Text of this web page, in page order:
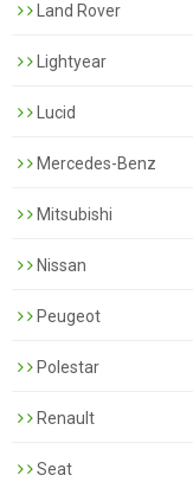
Land Rover
Lightyear
Lucid
Mercedes-Benz
Mitsubishi
Nissan
Peugeot
Polestar
Renault
Seat